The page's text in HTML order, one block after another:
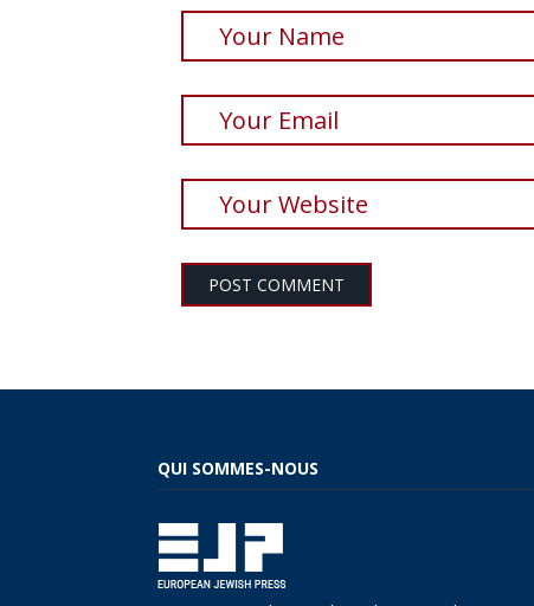
QUI SOMMES-NOUS